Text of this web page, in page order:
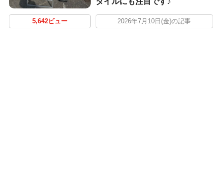
5,642ビュー 2026年7月10日(金)の記事